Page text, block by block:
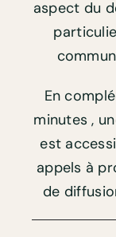
aspect du
En
minutes ,
est
appels à
de